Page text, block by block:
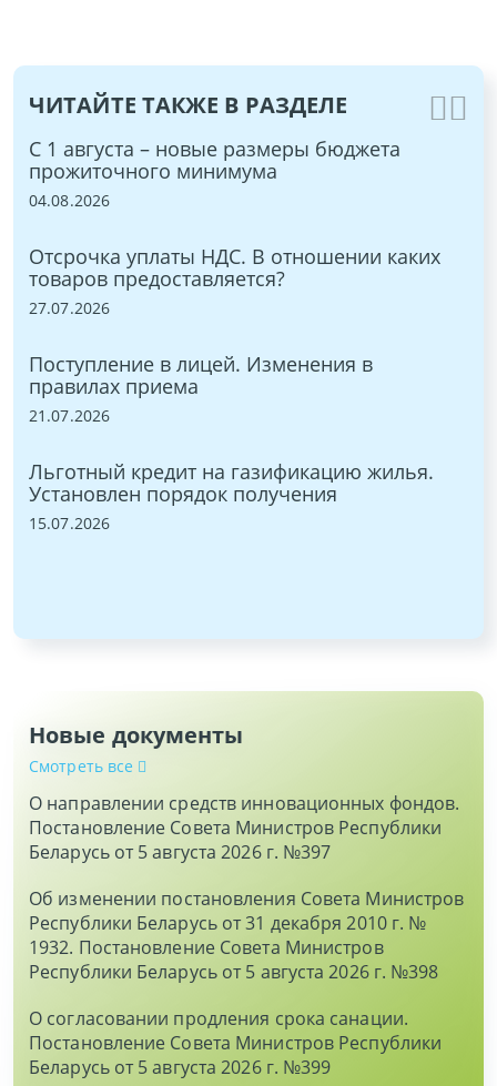
ЧИТАЙТЕ ТАКЖЕ В РАЗДЕЛЕ
С 1 августа – новые размеры бюджета
прожиточного минимума
04.08.2026
Отсрочка уплаты НДС. В отношении каких
товаров предоставляется?
27.07.2026
Поступление в лицей. Изменения в
правилах приема
21.07.2026
Льготный кредит на газификацию жилья.
Установлен порядок получения
15.07.2026
Новые документы
Смотреть все
О направлении средств инновационных фондов.
Постановление Совета Министров Республики
Беларусь от 5 августа 2026 г. №397
Об изменении постановления Совета Министров
Республики Беларусь от 31 декабря 2010 г. №
1932. Постановление Совета Министров
Республики Беларусь от 5 августа 2026 г. №398
О согласовании продления срока санации.
Постановление Совета Министров Республики
Беларусь от 5 августа 2026 г. №399